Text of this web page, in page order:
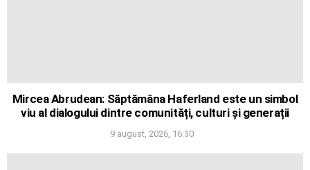
Mircea Abrudean: Săptămâna Haferland este un simbol
viu al dialogului dintre comunități, culturi și generații
9 august, 2026, 16:30